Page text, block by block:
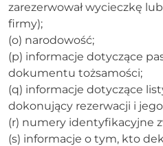
zarezerwował wycieczkę lub
firmy);
(o) narodowość;
(p) informacje dotyczące
dokumentu tożsamości;
(q) informacje dotyczące
dokonujący rezerwacji i
(r) numery identyfikacyjne
(s) informacje o tym, kto